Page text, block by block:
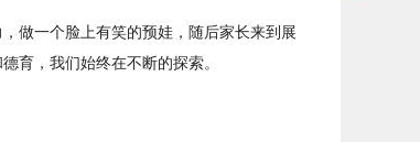
做一个脸上有笑的预娃，随后家长来到展
育，我们始终在不断的探索。